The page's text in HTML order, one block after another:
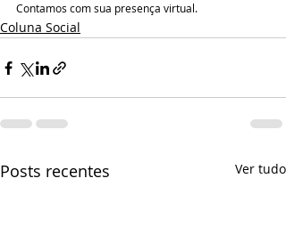
Contamos com sua presença virtual.
Coluna Social
Posts recentes Ver tudo